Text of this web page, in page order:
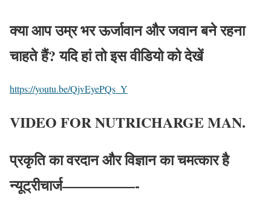
क्या आप उम्र भर ऊर्जावान और जवान बने रहना
चाहते हैं? यदि हां तो इस वीडियो को देखें
https://youtu.be/QjvEyePQs_Y
VIDEO FOR NUTRICHARGE MAN.
प्रकृति का वरदान और विज्ञान का चमत्कार है
न्यूट्रीचार्ज—————-